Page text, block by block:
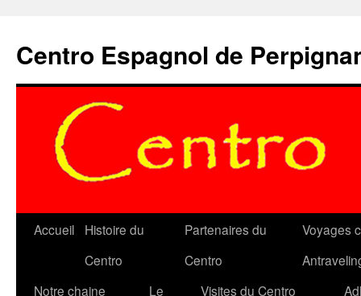
contenu
Centro Espagnol de
Accueil
Histoire du
Centro
Partenaires du
Centro
Voyages
Notre chaine
Le
Visites du Centro